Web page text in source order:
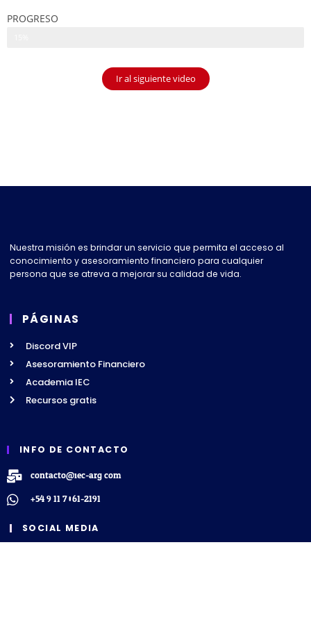
PROGRESO
Ir al siguiente video
Nuestra misión es brindar un servicio que permita el acceso al
conocimiento y asesoramiento financiero para cualquier
persona que se atreva a mejorar su calidad de vida.
PÁGINAS
Discord VIP
Asesoramiento Financiero
Academia IEC
Recursos gratis
INFO DE CONTACTO
contacto@iec-arg.com
+54 9 11 7061-2191
SOCIAL MEDIA